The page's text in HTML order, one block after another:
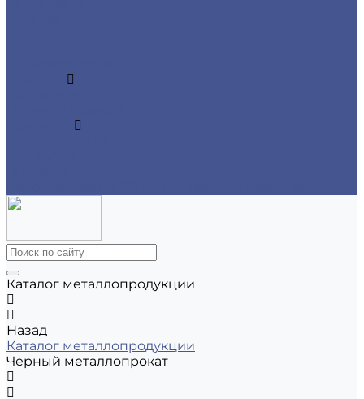
Каталог металлопродукции
Назад
Каталог металлопродукции
Черный металлопрокат